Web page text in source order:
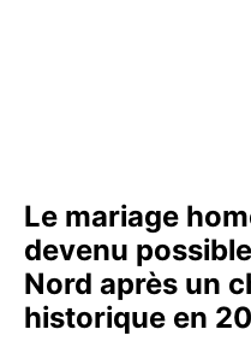
Le mariage
devenu
Nord après un
historique en